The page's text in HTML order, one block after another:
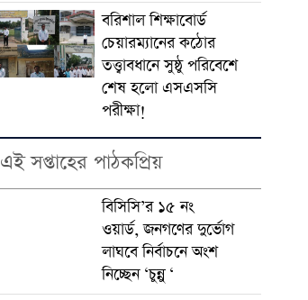
বরিশাল শিক্ষাবোর্ড
চেয়ারম্যানের কঠোর
তত্ত্বাবধানে সুষ্ঠু পরিবেশে
শেষ হলো এসএসসি
পরীক্ষা!
এই সপ্তাহের পাঠকপ্রিয়
বিসিসি’র ১৫ নং
ওয়ার্ড, জনগণের দুর্ভোগ
লাঘবে নির্বাচনে অংশ
নিচ্ছেন ‘চুন্নু ‘